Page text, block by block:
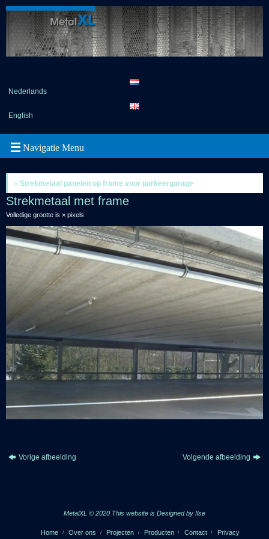
Nederlands
English
« Strekmetaal panelen op frame voor parkeergarage
Strekmetaal met frame
Volledige grootte is × pixels
Vorige afbeelding Volgende afbeelding
MetalXL © 2020 This website is Designed by Ilse
Home Over ons Projecten Producten Contact
Privacy